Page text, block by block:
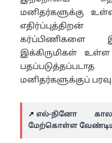
மனிதர்களுக்கு
கர்ப்பிணிகளை
இக்கிருமிகள்
மனிதர்களுக்குப்
↗️ எல்-நினோ
மேற்கொள்ள